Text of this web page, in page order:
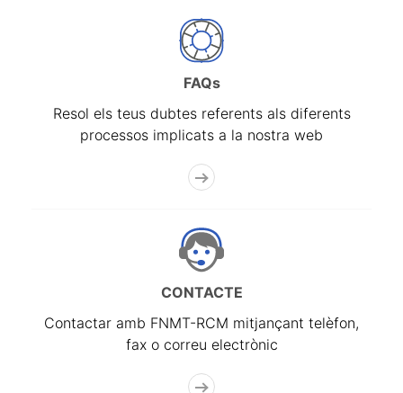
FAQs
Resol els teus dubtes referents als diferents
processos implicats a la nostra web
CONTACTE
Contactar amb FNMT-RCM mitjançant telèfon,
fax o correu electrònic